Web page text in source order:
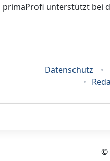
primaProfi unterstützt bei
Datenschutz
©